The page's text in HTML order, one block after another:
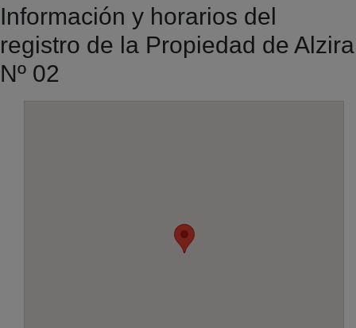
Información y horarios del
registro de la Propiedad de Alzira
Nº 02